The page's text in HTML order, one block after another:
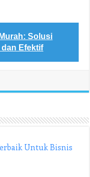
Solusi
dan Efektif
Untuk Bisnis